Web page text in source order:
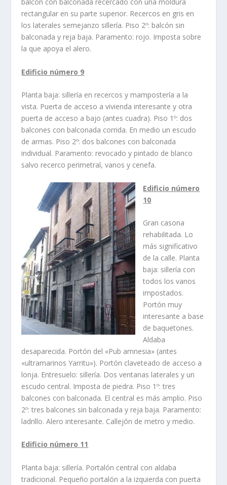
balcón con balconada recercado con una moldura
rectangular en su parte superior. Recercos en gris en
los laterales semejanzo sillerí­a. Piso 2º: balcón sin
balconada y reja baja. Paramento: rojo. Imposta sobre
la que apoya el alero.
Edificio número 9
Planta baja: sillerí­a en recercos y mamposterí­a a la
vista. Puerta de acceso a vivienda interesante y otra
puerta de acceso a bajo (antes cuadra). Piso 1º: dos
balcones con balconada corrida. En medio un escudo
de armas. Piso 2º: dos balcones con balconada
individual. Paramento: revocado y pintado de blanco
salvo recerco perimetral, vanos y cenefa.
Edificio número
10
Gran casona
rehabilitada. Lo
más significativo
de la calle. Planta
baja: sillerí­a con
todos los vanos
impostados.
Portón muy
interesante a base
de baquetones.
Aldaba
desaparecida. Portón del «Pub amnesia» (antes
«ultramarinos Yarritu»). Portón claveteado de acceso a
lonja. Entresuelo: sillerí­a. Dos ventanas laterales y un
escudo central. Imposta de piedra. Piso 1º: tres
balcones con balconada. El central es más amplio. Piso
2º: tres balcones sin balconada y reja baja. Paramento:
ladrillo. Alero interesante. Callejón de metro y medio.
Edificio número 11
Planta baja: sillerí­a. Portalón central con aldaba
tradicional. Pequeño portalón a la izquierda con puerta